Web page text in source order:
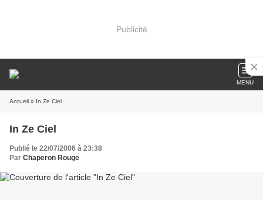
Publicité
MENU
Accueil » In Ze Ciel
In Ze Ciel
Publié le 22/07/2006 à 23:38
Par Chaperon Rouge